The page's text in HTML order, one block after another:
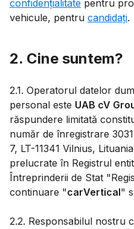
confidențialitate pentru
vehicule, pentru candidați.
2. Cine suntem?
2.1. Operatorul datelor
personal este UAB cV
răspundere limitată
număr de înregistrare
7, LT-11341 Vilnius,
prelucrate în Registrul
Întreprinderii de Stat
continuare "carVertical"
2.2. Responsabilul nostru